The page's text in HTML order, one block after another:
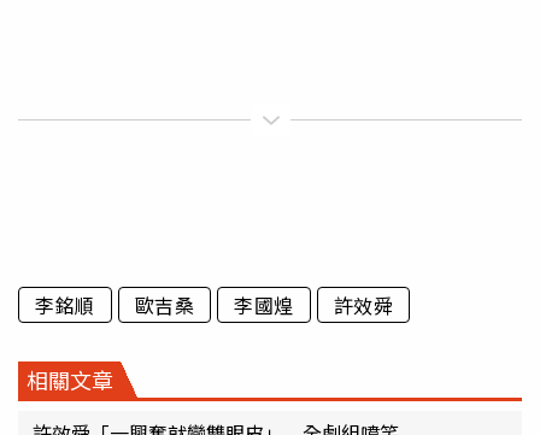
李銘順 歐吉桑 李國煌 許效舜
相關文章